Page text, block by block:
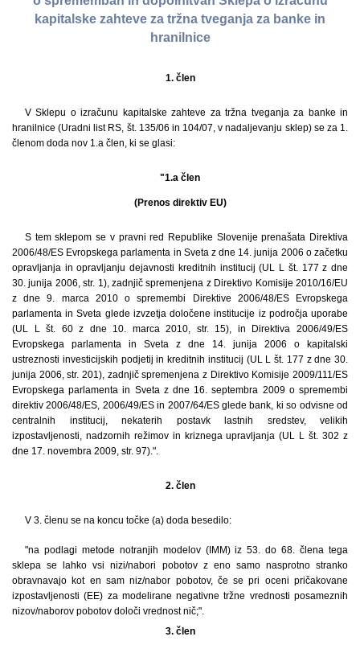
kapitalske zahteve za tržna tveganja za banke in
hranilnice
1. člen
V Sklepu o izračunu kapitalske zahteve za tržna tveganja za banke in
hranilnice (Uradni list RS, št. 135/06 in 104/07, v nadaljevanju sklep) se za 1.
členom doda nov 1.a člen, ki se glasi:
"1.a člen
(Prenos direktiv EU)
S tem sklepom se v pravni red Republike Slovenije prenašata Direktiva
2006/48/ES Evropskega parlamenta in Sveta z dne 14. junija 2006 o začetku
opravljanja in opravljanju dejavnosti kreditnih institucij (UL L št. 177 z dne
30. junija 2006, str. 1), zadnjič spremenjena z Direktivo Komisije 2010/16/EU
z dne 9. marca 2010 o spremembi Direktive 2006/48/ES Evropskega
parlamenta in Sveta glede izvzetja določene institucije iz področja uporabe
(UL L št. 60 z dne 10. marca 2010, str. 15), in Direktiva 2006/49/ES
Evropskega parlamenta in Sveta z dne 14. junija 2006 o kapitalski
ustreznosti investicijskih podjetij in kreditnih institucij (UL L št. 177 z dne 30.
junija 2006, str. 201), zadnjič spremenjena z Direktivo Komisije 2009/111/ES
Evropskega parlamenta in Sveta z dne 16. septembra 2009 o spremembi
direktiv 2006/48/ES, 2006/49/ES in 2007/64/ES glede bank, ki so odvisne od
centralnih institucij, nekaterih postavk lastnih sredstev, velikih
izpostavljenosti, nadzornih režimov in kriznega upravljanja (UL L št. 302 z
dne 17. novembra 2009, str. 97).".
2. člen
V 3. členu se na koncu točke (a) doda besedilo:
"na podlagi metode notranjih modelov (IMM) iz 53. do 68. člena tega
sklepa se lahko vsi nizi/nabori pobotov z eno samo nasprotno stranko
obravnavajo kot en sam niz/nabor pobotov, če se pri oceni pričakovane
izpostavljenosti (EE) za modelirane negativne tržne vrednosti posameznih
nizov/naborov pobotov določi vrednost nič;".
3. člen